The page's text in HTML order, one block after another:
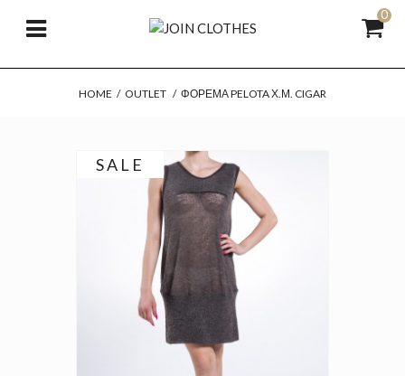
0
HOME / OUTLET / ΦΌΡΕΜΑ PELOTA Χ.Μ. CIGAR
SALE